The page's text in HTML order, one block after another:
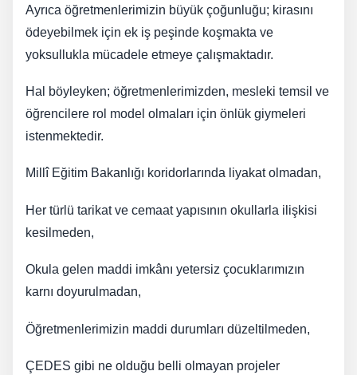
Ayrıca öğretmenlerimizin büyük çoğunluğu; kirasını
ödeyebilmek için ek iş peşinde koşmakta ve
yoksullukla mücadele etmeye çalışmaktadır.
Hal böyleyken; öğretmenlerimizden, mesleki temsil ve
öğrencilere rol model olmaları için önlük giymeleri
istenmektedir.
Millî Eğitim Bakanlığı koridorlarında liyakat olmadan,
Her türlü tarikat ve cemaat yapısının okullarla ilişkisi
kesilmeden,
Okula gelen maddi imkânı yetersiz çocuklarımızın
karnı doyurulmadan,
Öğretmenlerimizin maddi durumları düzeltilmeden,
ÇEDES gibi ne olduğu belli olmayan projeler